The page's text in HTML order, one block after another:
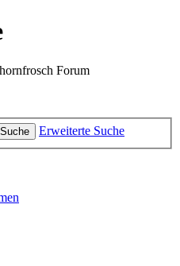
Forum
Suche Erweiterte Suche